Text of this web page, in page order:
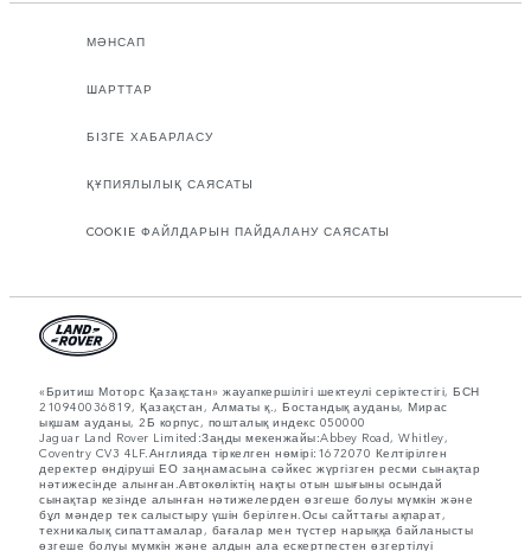
МӘНСАП
ШАРТТАР
БІЗГЕ ХАБАРЛАСУ
ҚҰПИЯЛЫЛЫҚ САЯСАТЫ
COOKIE ФАЙЛДАРЫН ПАЙДАЛАНУ САЯСАТЫ
«Бритиш Моторс Қазақстан» жауапкершілігі шектеулі серіктестігі, БСН
210940036819, Қазақстан, Алматы қ., Бостандық ауданы, Мирас
ықшам ауданы, 2Б корпус, пошталық индекс 050000
Jaguar Land Rover Limited:Заңды мекенжайы:Abbey Road, Whitley,
Coventry CV3 4LF.Англияда тіркелген нөмірі:1672070 Келтірілген
деректер өндіруші ЕО заңнамасына сәйкес жүргізген ресми сынақтар
нәтижесінде алынған.Автокөліктің нақты отын шығыны осындай
сынақтар кезінде алынған нәтижелерден өзгеше болуы мүмкін және
бұл мәндер тек салыстыру үшін берілген.Осы сайттағы ақпарат,
техникалық сипаттамалар, бағалар мен түстер нарыққа байланысты
өзгеше болуы мүмкін және алдын ала ескертпестен өзгертілуі